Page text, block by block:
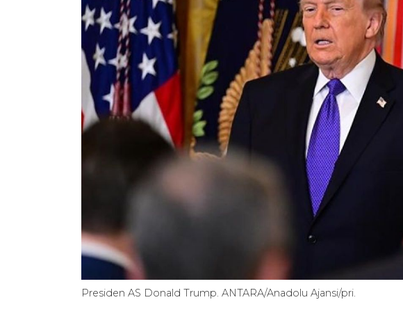
Presiden AS Donald Trump. ANTARA/Anadolu Ajansi/pri.